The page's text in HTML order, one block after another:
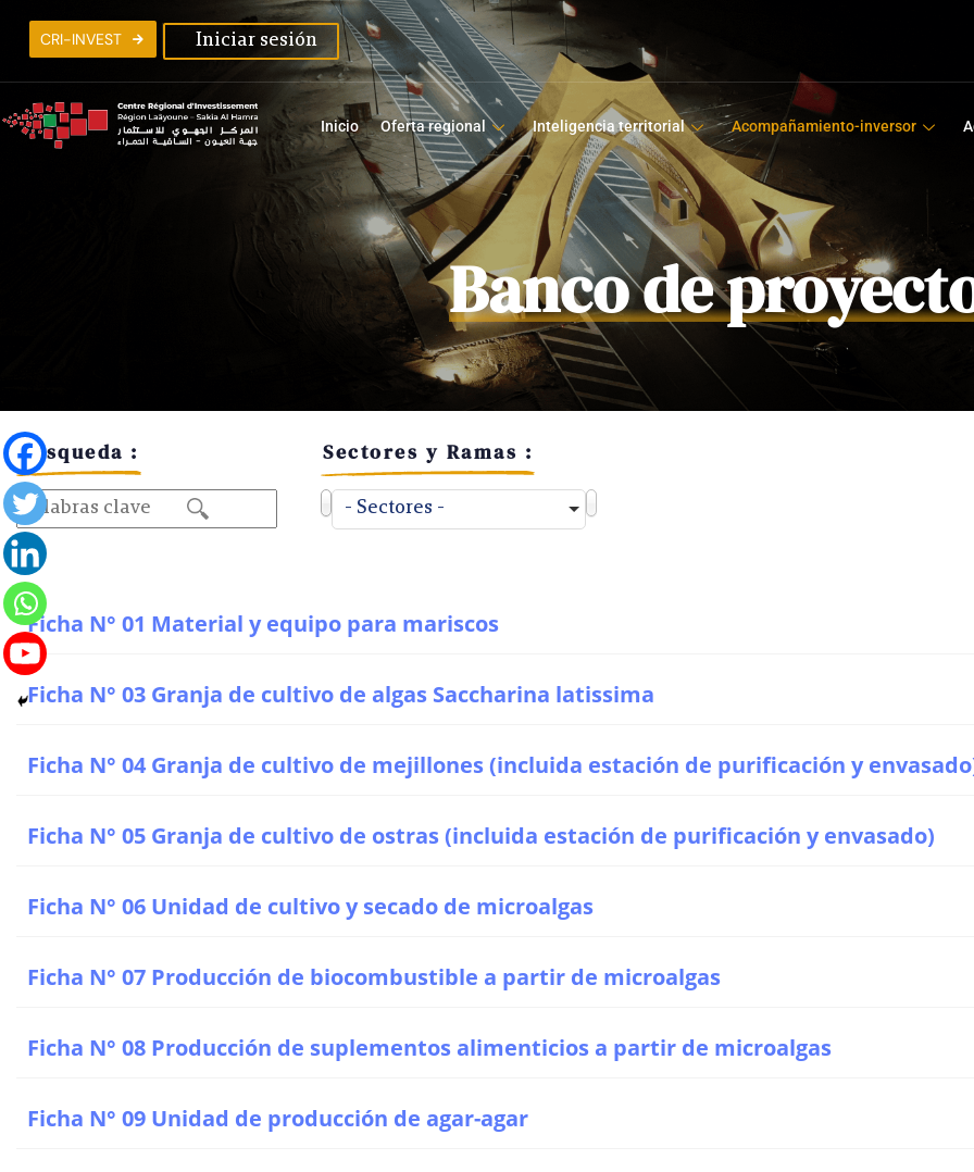
CRI-INVEST Iniciar sesión
Inicio Oferta regional Inteligencia territorial Acompañamiento-inversor
Banco de
Búsqueda : Sectores y Ramas :
- Sectores -
- Sectores -
Ficha N° 01 Material y equipo para mariscos
Ficha N° 03 Granja de cultivo de algas Saccharina latissima
Ficha N° 04 Granja de cultivo de mejillones (incluida estación de purificación y
Ficha N° 05 Granja de cultivo de ostras (incluida estación de purificación y envasado)
Ficha N° 06 Unidad de cultivo y secado de microalgas
Ficha N° 07 Producción de biocombustible a partir de microalgas
Ficha N° 08 Producción de suplementos alimenticios a partir de microalgas
Ficha N° 09 Unidad de producción de agar-agar